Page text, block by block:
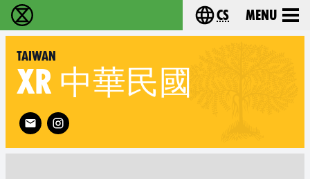
Rebelie proti vyhynutí - Home Choose your
cs Menu
Taiwan
XR 中華民國
Follow XR Taiwan on